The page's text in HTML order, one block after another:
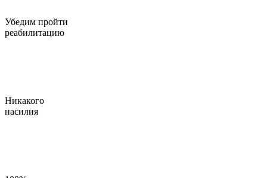
Убедим пройти
реабилитацию
Никакого
насилия